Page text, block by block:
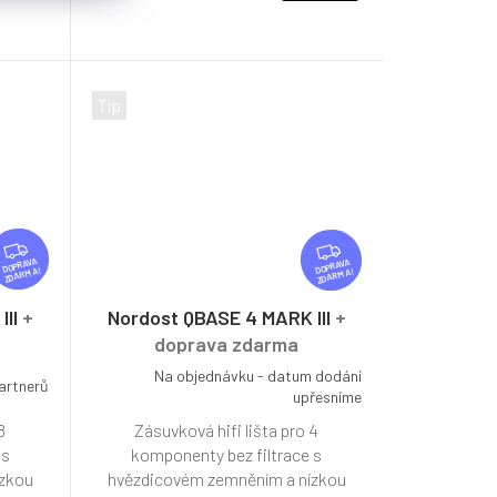
Z
D
A
ZDARMA
+
Tip
Z
D
A
ZDARMA
Nordost QBASE 4 MARK III +
doprava zdarma
Na objednávku - datum dodání
upřesníme
Zásuvková hifi lišta pro 4
komponenty bez filtrace s
hvězdicovém zemněním a nízkou